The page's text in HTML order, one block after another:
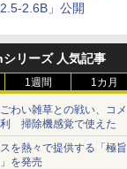
2.6B」公開
リーズ 人気記事
1週間 1カ月
わい雑草との戦い、コメ
利 掃除機感覚で使えた
を熱々で提供する「極旨
を発売